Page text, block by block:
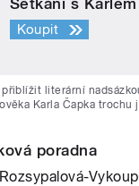
Koupit
literární
Karla Čapka trochu
poradna